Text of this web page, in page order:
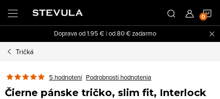
obsah
Doprava od 1.95 € | od 80 € zadarmo
Tričká
5 hodnotení Podrobnosti hodnotenia
Čierne pánske tričko, slim fit, Interlock